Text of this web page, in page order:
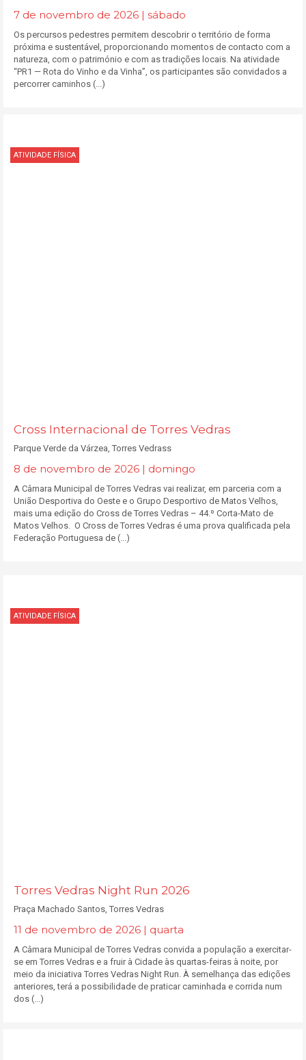
7 de novembro de 2026 | sábado
Os percursos pedestres permitem descobrir o território de forma
próxima e sustentável, proporcionando momentos de contacto com a
natureza, com o património e com as tradições locais. Na atividade
“PR1 — Rota do Vinho e da Vinha”, os participantes são convidados a
percorrer caminhos (...)
ATIVIDADE FÍSICA
Cross Internacional de Torres Vedras
Parque Verde da Várzea, Torres Vedrass
8 de novembro de 2026 | domingo
A Câmara Municipal de Torres Vedras vai realizar, em parceria com a
União Desportiva do Oeste e o Grupo Desportivo de Matos Velhos,
mais uma edição do Cross de Torres Vedras – 44.º Corta-Mato de
Matos Velhos. O Cross de Torres Vedras é uma prova qualificada pela
Federação Portuguesa de (...)
ATIVIDADE FÍSICA
Torres Vedras Night Run 2026
Praça Machado Santos, Torres Vedras
11 de novembro de 2026 | quarta
A Câmara Municipal de Torres Vedras convida a população a exercitar-
se em Torres Vedras e a fruir à Cidade às quartas-feiras à noite, por
meio da iniciativa Torres Vedras Night Run. À semelhança das edições
anteriores, terá a possibilidade de praticar caminhada e corrida num
dos (...)